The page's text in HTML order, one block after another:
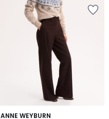
ANNE WEYBURN
3,9